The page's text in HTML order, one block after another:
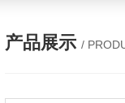
产品展示 /